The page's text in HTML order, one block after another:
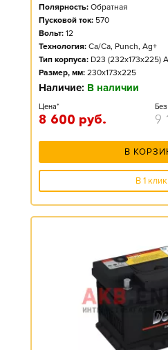
Полярность: Обратная
Пусковой ток: 570
Вольт: 12
Технология: Ca/Ca, Punch, Ag+
Тип корпуса: D23 (232x173x225)
Размер, мм: 230x173x225
Наличие: В наличии
Цена*
8 600 руб. 9
В
В 1 клик